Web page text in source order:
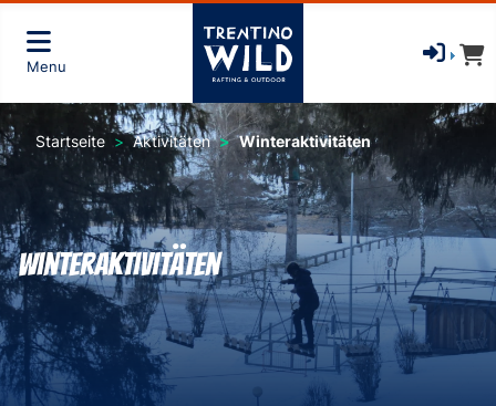
Menu
Startseite Aktivitäten Winteraktivitäten
Winteraktivitäten